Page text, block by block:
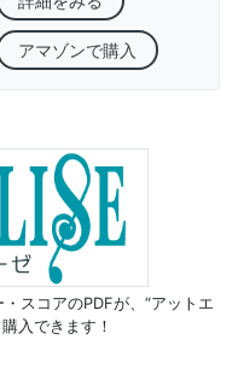
アマゾンで購入
スコアのPDFが、 “アットエ
入できます！